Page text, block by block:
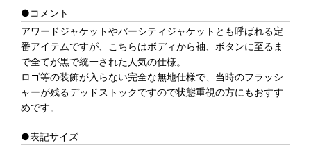
●コメント
アワードジャケットやバーシティジャケットとも呼ばれる定
番アイテムですが、こちらはボディから袖、ボタンに至るま
で全てが黒で統一された人気の仕様。
ロゴ等の装飾が入らない完全な無地仕様で、当時のフラッシ
ャーが残るデッドストックですので状態重視の方にもおすす
めです。
●表記サイズ